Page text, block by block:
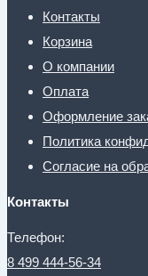
Контакты
Корзина
О компании
Оплата
Оформление
Политика
Согласие на
Контакты
Телефон:
8 499 444-56-34